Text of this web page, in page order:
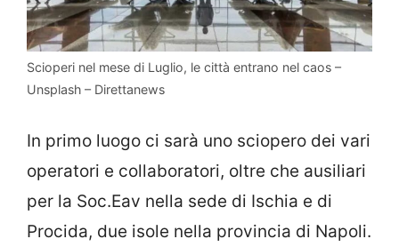
Scioperi nel mese di Luglio, le città entrano nel caos –
Unsplash – Direttanews
In primo luogo ci sarà uno sciopero dei vari
operatori e collaboratori, oltre che ausiliari
per la Soc.Eav nella sede di Ischia e di
Procida, due isole nella provincia di Napoli.